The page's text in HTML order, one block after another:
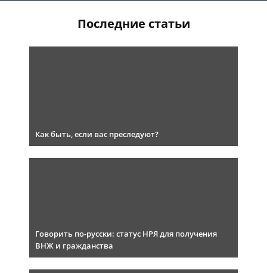
Последние статьи
Как быть, если вас преследуют?
Говорить по-русски: статус НРЯ для получения
ВНЖ и гражданства